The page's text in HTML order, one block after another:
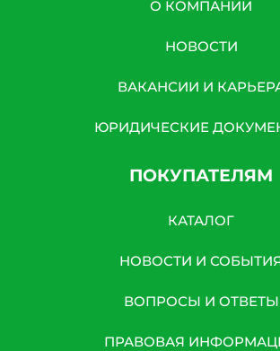
О КОМПАНИИ
НОВОСТИ
ВАКАНСИИ И
ЮРИДИЧЕСКИЕ
ПОКУПАТЕЛЯМ
КАТАЛОГ
НОВОСТИ И
ВОПРОСЫ И ОТВЕТЫ
ПРАВОВАЯ